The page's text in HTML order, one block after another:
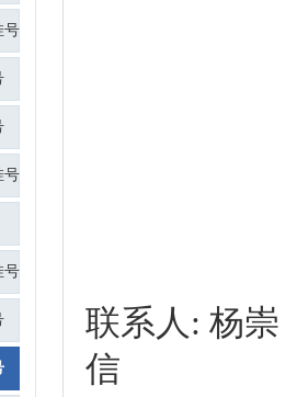
号
号
号
联系人: 杨崇